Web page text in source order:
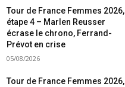
Tour de France Femmes 2026,
étape 4 – Marlen Reusser
écrase le chrono, Ferrand-
Prévot en crise
05/08/2026
Tour de France Femmes 2026,